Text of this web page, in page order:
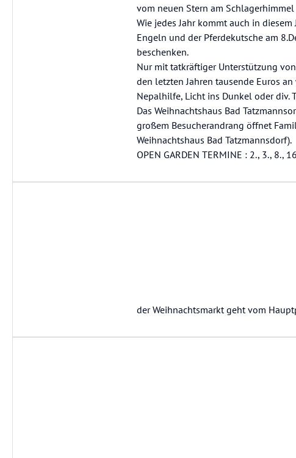
vom neuen Stern am Schlagerhimmel
Wie jedes Jahr kommt auch in
Engeln und der Pferdekutsche am
beschenken.
Nur mit tatkräftiger Unterstützung
den letzten Jahren tausende Euros
Nepalhilfe, Licht ins Dunkel oder div.
Das Weihnachtshaus Bad
großem Besucherandrang öffnet
Weihnachtshaus Bad Tatzmannsdorf).
OPEN GARDEN TERMINE : 2., 3., 8.,
der Weihnachtsmarkt geht vom